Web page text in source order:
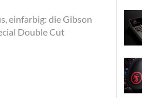
einfarbig: die Gibson
Double Cut